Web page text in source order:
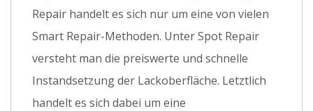
Repair handelt es sich nur um eine von vielen
Smart Repair-Methoden. Unter Spot Repair
versteht man die preiswerte und schnelle
Instandsetzung der Lackoberfläche. Letztlich
handelt es sich dabei um eine